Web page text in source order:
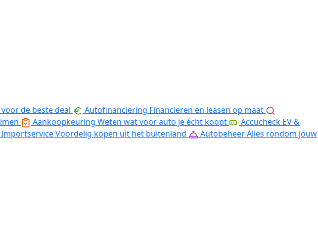
de beste deal Autofinanciering Financieren en leasen op maat
Aankoopkeuring Weten wat voor auto je écht koopt
Accucheck EV &
ImportserviceVoordelig kopen uit het buitenland AutobeheerAlles rondom jouw